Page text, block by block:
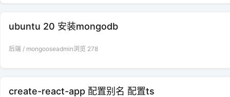
ubuntu 20 安装mongodb
后端 / mongooseadmin浏览 278
create-react-app 配置别名 配置ts